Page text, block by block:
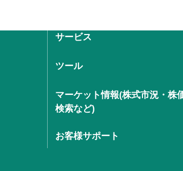
サービス
ツール
マーケット情報(株式市況・株
検索など)
お客様サポート